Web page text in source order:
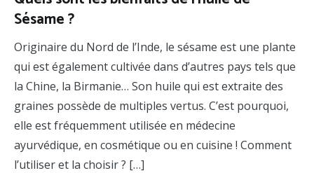
enfant ,
Couperose ,
Femme
Homme ,
Les
huiles
Les
huiles
végétales ,
soin
de
Sésame ?
Originaire du Nord de l’Inde, le sésame est une plante
qui est également cultivée dans d’autres pays tels que
la Chine, la Birmanie… Son huile qui est extraite des
graines possède de multiples vertus. C’est pourquoi,
elle est fréquemment utilisée en médecine
ayurvédique, en cosmétique ou en cuisine ! Comment
l’utiliser et la choisir ? […]